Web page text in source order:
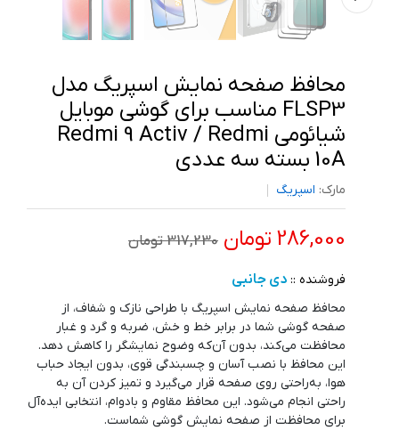
محافظ صفحه نمایش اسپریگ مدل
FLSP3 مناسب برای گوشی موبایل
شیائومی Redmi 9 Activ / Redmi
10A بسته سه عددی
مارک: اسپریگ
286,000 تومان 317,230 تومان
فروشنده :: دی جانبی
محافظ صفحه نمایش اسپریگ با طراحی نازک و شفاف، از
صفحه گوشی شما در برابر خط و خش، ضربه و گرد و غبار
محافظت می‌کند، بدون آن‌که وضوح نمایشگر را کاهش دهد.
این محافظ با نصب آسان و چسبندگی قوی، بدون ایجاد حباب
هوا، به‌راحتی روی صفحه قرار می‌گیرد و تمیز کردن آن به
راحتی انجام می‌شود. این محافظ مقاوم و بادوام، انتخابی ایده‌آل
برای محافظت از صفحه نمایش گوشی شماست.